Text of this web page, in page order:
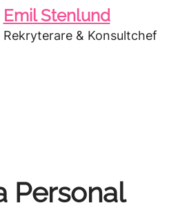
Emil Stenlund
Rekryterare & Konsultchef
Personal